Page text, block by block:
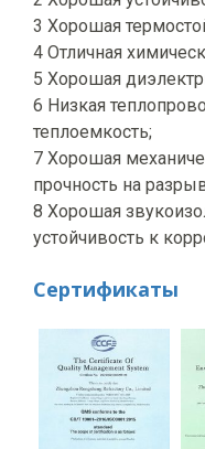
3 Хорошая
4 Отличная
5 Хорошая
6 Низкая
теплоемкость;
7 Хорошая
прочность на
8 Хорошая
устойчивость к
Сертификаты